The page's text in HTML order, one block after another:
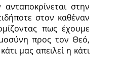
στην
στον καθέναν
πως έχουμε
προς τον Θεό,
μας απειλεί η κάτι